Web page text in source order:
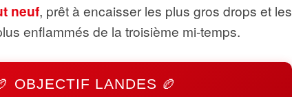
neuf, prêt à encaisser les plus gros drops et les
enflammés de la troisième mi-temps.
OBJECTIF LANDES 🏉